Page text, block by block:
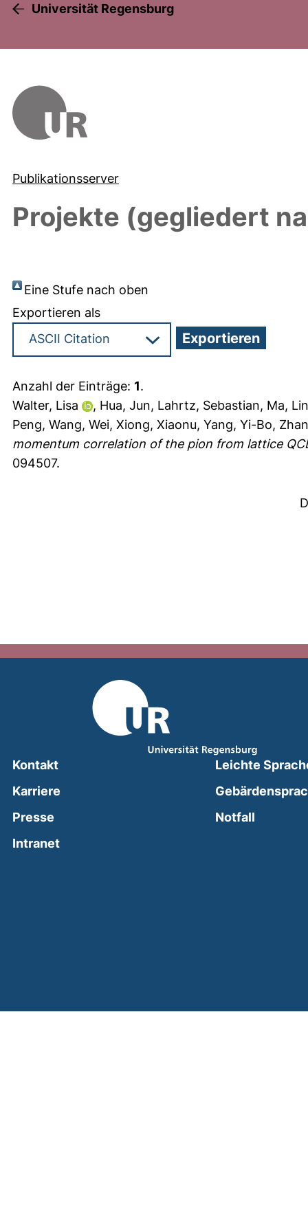
Universität Regensburg
Publikationsserver
Projekte (gegliedert
Eine Stufe nach oben
Exportieren als
Anzahl der Einträge: 1.
Walter, Lisa
, Hua, Jun, Lahrtz, Sebastian, Ma,
Peng, Wang, Wei, Xiong, Xiaonu, Yang, Yi-Bo,
momentum correlation of the pion from lattice
094507.
Kontakt
Karriere
Presse
Intranet(external link, opens in a new window)
Leichte
Notfall